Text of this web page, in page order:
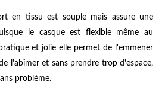
en tissu est souple mais assure une
le casque est flexible même au
et jolie elle permet de l'emmener
l'abîmer et sans prendre trop d'espace,
problème.